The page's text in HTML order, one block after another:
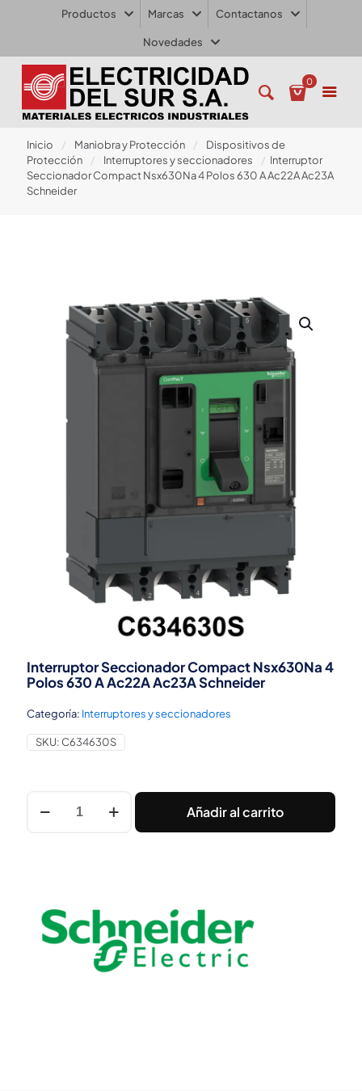
Productos Marcas Contactanos
Novedades
0
Inicio / Maniobra y Protección /
Dispositivos de
Protección
/ Interruptores y seccionadores / Interruptor
Seccionador Compact Nsx630Na 4 Polos 630 A Ac22A Ac23A
Schneider
Interruptor Seccionador Compact Nsx630Na 4
Polos 630 A Ac22A Ac23A Schneider
Categoría: Interruptores y seccionadores
SKU: C634630S
Interruptor
Seccionador
Compact
Ac22A
Ac23A
Añadir al carrito